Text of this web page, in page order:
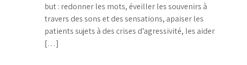
but : redonner les mots, éveiller les souvenirs à
travers des sons et des sensations, apaiser les
patients sujets à des crises d’agressivité, les aider
[…]